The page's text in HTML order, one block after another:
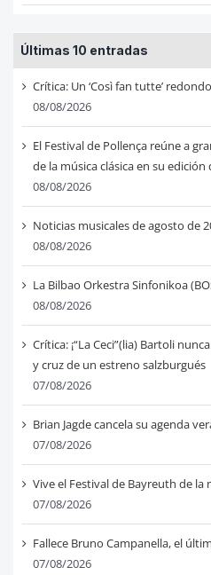
Últimas 10 entradas
Crítica: Un ‘Così fan tutte’
08/08/2026
El Festival de Pollença reúne a
de la música clásica en su edición
08/08/2026
Noticias musicales de agosto de
08/08/2026
La Bilbao Orkestra Sinfonikoa
08/08/2026
Crítica: ¡“La Ceci”(lia) Bartoli
y cruz de un estreno salzburgués
07/08/2026
Brian Jagde cancela su agenda
07/08/2026
Vive el Festival de Bayreuth de la
07/08/2026
Fallece Bruno Campanella, el
07/08/2026